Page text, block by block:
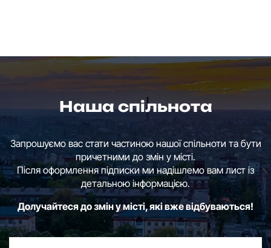
Наша спільнота
Запрошуємо вас стати частиною нашої спільноти та бути
причетними до змін у місті.
Після оформлення підписки ми надішлемо вам лист із
детальною інформацією.
Долучайтеся до змін у місті, які вже відбуваються!